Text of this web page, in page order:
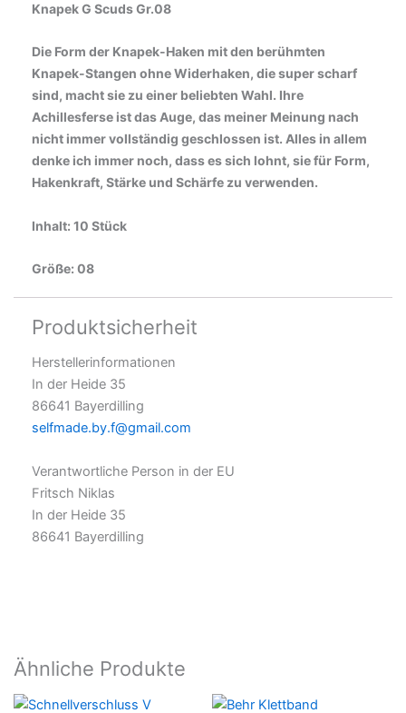
Knapek G Scuds Gr.08
Die Form der Knapek-Haken mit den berühmten
Knapek-Stangen ohne Widerhaken, die super scharf
sind, macht sie zu einer beliebten Wahl. Ihre
Achillesferse ist das Auge, das meiner Meinung nach
nicht immer vollständig geschlossen ist. Alles in allem
denke ich immer noch, dass es sich lohnt, sie für Form,
Hakenkraft, Stärke und Schärfe zu verwenden.
Inhalt: 10 Stück
Größe: 08
Produktsicherheit
Herstellerinformationen
In der Heide 35
86641 Bayerdilling
selfmade.by.f@gmail.com
Verantwortliche Person in der EU
Fritsch Niklas
In der Heide 35
86641 Bayerdilling
Ähnliche Produkte